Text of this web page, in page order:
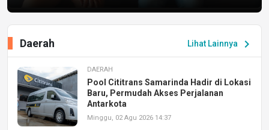
Lihat Lainnya chevron_right
Daerah
DAERAH
Pool Cititrans Samarinda Hadir di Lokasi
Baru, Permudah Akses Perjalanan
Antarkota
Minggu, 02 Agu 2026 14:37